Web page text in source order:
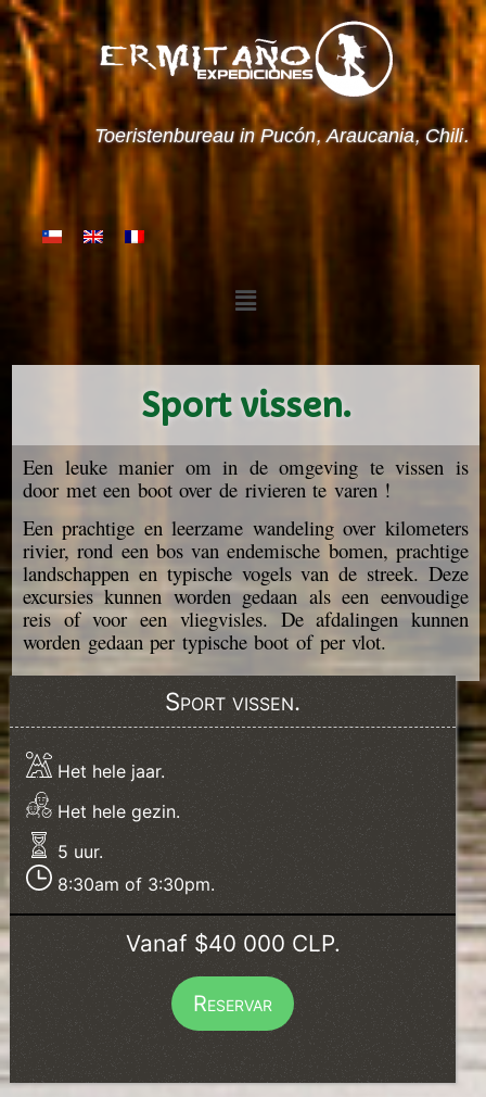
Toeristenbureau in Pucón, Araucania, Chili.
Sport vissen.
Een leuke manier om in de omgeving te vissen is
door met een boot over de rivieren te varen !
Een prachtige en leerzame wandeling over kilometers
rivier, rond een bos van endemische bomen, prachtige
landschappen en typische vogels van de streek. Deze
excursies kunnen worden gedaan als een eenvoudige
reis of voor een vliegvisles. De afdalingen kunnen
worden gedaan per typische boot of per vlot.
Sport vissen.
Het hele jaar.
Het hele gezin.
5 uur.
8:30am of 3:30pm.
Vanaf $40 000 CLP.
Reservar